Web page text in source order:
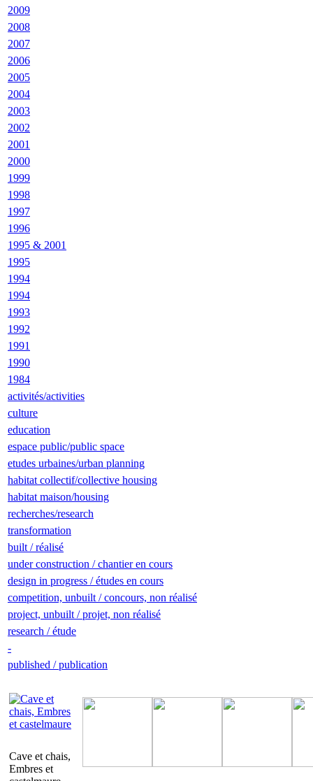
2009
2008
2007
2006
2005
2004
2003
2002
2001
2000
1999
1998
1997
1996
1995 & 2001
1995
1994
1994
1993
1992
1991
1990
1984
activités/activities
culture
education
espace public/public space
etudes urbaines/urban planning
habitat collectif/collective housing
habitat maison/housing
recherches/research
transformation
built / réalisé
under construction / chantier en cours
design in progress / études en cours
competition, unbuilt / concours, non réalisé
project, unbuilt / projet, non réalisé
research / étude
-
published / publication
Cave et chais,
Embres et